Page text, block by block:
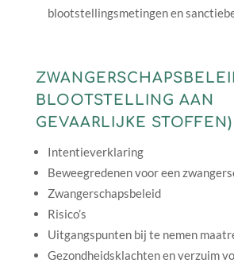
blootstellingsmetingen en
BLOOTSTELLING AAN
GEVAARLIJKE STOFFEN)
Intentieverklaring
Beweegredenen voor een
Zwangerschapsbeleid
Risico’s
Uitgangspunten bij te nemen
Gezondheidsklachten en verzuim